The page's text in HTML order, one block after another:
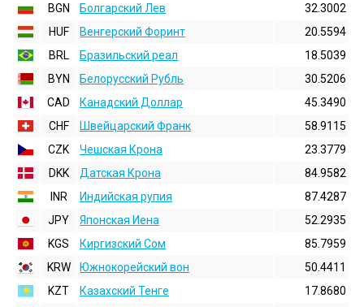
BGN
Болгарский Лев
32.3002
HUF
Венгерский Форинт
20.5594
BRL
Бразильский реал
18.5039
BYN
Белорусский Рубль
30.5206
CAD
Канадский Доллар
45.3490
CHF
Швейцарский Франк
58.9115
CZK
Чешская Крона
23.3779
DKK
Датская Крона
84.9582
INR
Индийская pупия
87.4287
JPY
Японская Иена
52.2935
KGS
Киргизский Сом
85.7959
KRW
Южнокорейский вон
50.4411
KZT
Казахский Тенге
17.8680